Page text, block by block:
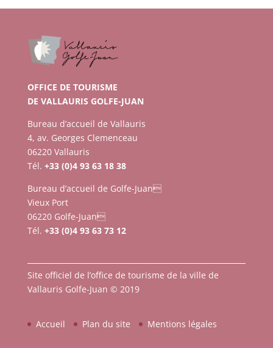
OFFICE DE TOURISME
DE VALLAURIS GOLFE-JUAN
Bureau d’accueil de Vallauris
4, av. Georges Clemenceau
06220 Vallauris
Tél. +33 (0)4 93 63 18 38
Bureau d’accueil de Golfe-Juan
Vieux Port
06220 Golfe-Juan
Tél. +33 (0)4 93 63 73 12
Site officiel de l’office de tourisme de la ville de
Vallauris Golfe-Juan © 2019
Accueil Plan du site Mentions légales